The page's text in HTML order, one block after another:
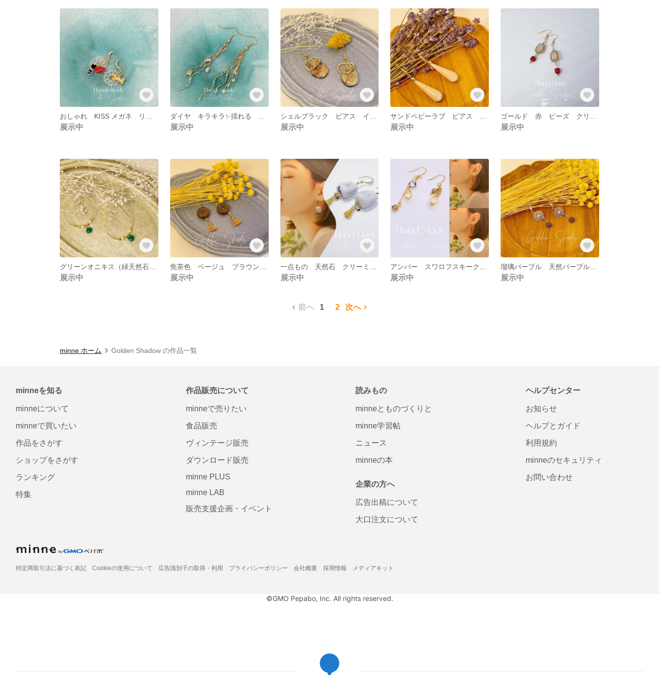
展示中 展示中 展示中 展示中 展示中
展示中 展示中 展示中 展示中 展示中
前へ 1 2 次へ
minne ホーム Golden Shadow の作品一覧
minneを知る
minneについて
minneで買いたい
作品をさがす
ショップをさがす
ランキング
特集
作品販売について
minneで売りたい
食品販売
ヴィンテージ販売
ダウンロード販売
minne PLUS
minne LAB
販売支援企画・イベント
読みもの
minneとものづくりと
minne学習帖
ニュース
minneの本
企業の方へ
広告出稿について
大口注文について
ヘルプセンター
お知らせ
ヘルプとガイド
利用規約
minneのセキュリティ
お問い合わせ
特定商取引法に基づく表記 Cookieの使用について 広告識別子の取得・利用 プライバシーポリシー 会社概要 採用情報 メディアキット
©GMO Pepabo, Inc. All rights reserved.